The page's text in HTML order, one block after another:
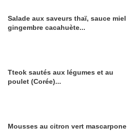
Salade aux saveurs thaï, sauce miel
gingembre cacahuète...
Tteok sautés aux légumes et au
poulet (Corée)...
Mousses au citron vert mascarpone